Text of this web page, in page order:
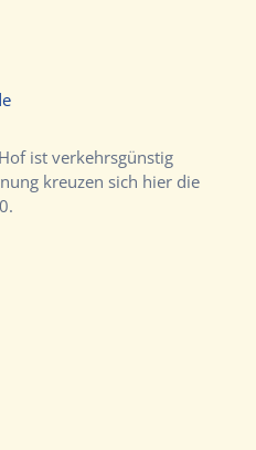
ist verkehrsgünstig
kreuzen sich hier die